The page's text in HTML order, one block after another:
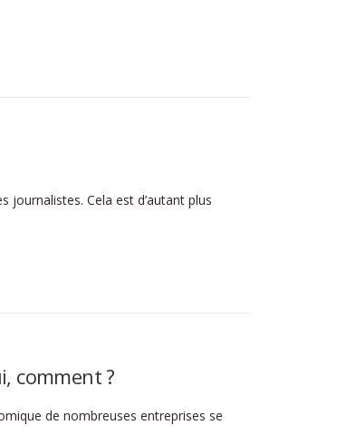
journalistes. Cela est d’autant plus
comment ?
de nombreuses entreprises se